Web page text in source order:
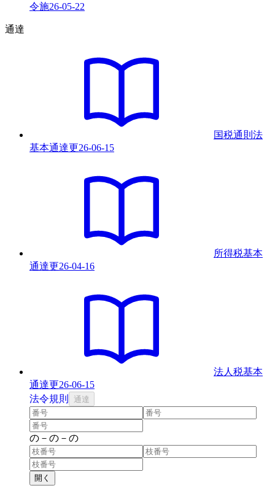
令施26-05-22
通達
国税通則法
基本通達更26-06-15
所得税基本
通達更26-04-16
法人税基本
通達更26-06-15
法令規則 通達
の － の － の
開く